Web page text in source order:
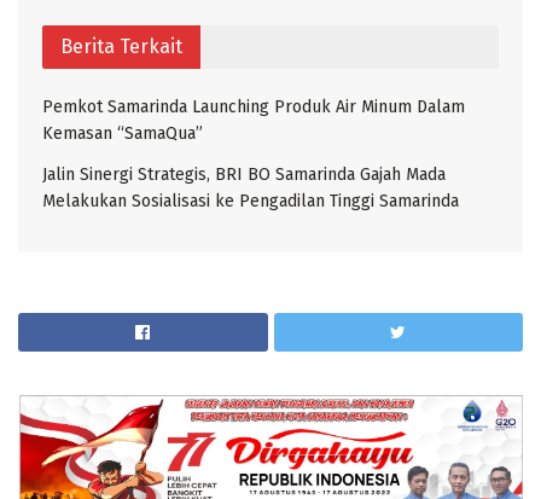
Berita Terkait
Pemkot Samarinda Launching Produk Air Minum Dalam
Kemasan “SamaQua”
Jalin Sinergi Strategis, BRI BO Samarinda Gajah Mada
Melakukan Sosialisasi ke Pengadilan Tinggi Samarinda